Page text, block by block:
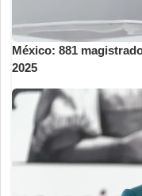
México: 881
2025